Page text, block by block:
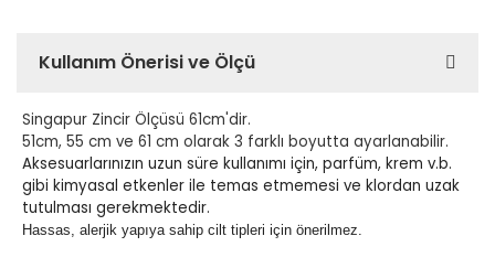
Kullanım Önerisi ve Ölçü
Singapur Zincir Ölçüsü 61cm'dir.
51cm, 55 cm ve 61 cm olarak 3 farklı boyutta ayarlanabilir.
Aksesuarlarınızın uzun süre kullanımı için, parfüm, krem v.b.
gibi kimyasal etkenler ile temas etmemesi ve klordan uzak
tutulması gerekmektedir.
Hassas, alerjik yapıya sahip cilt tipleri için önerilmez.